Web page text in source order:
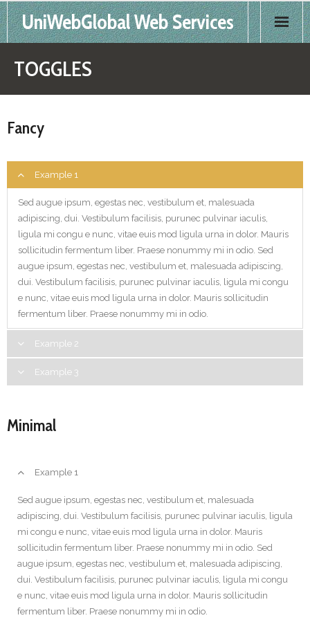
UniWebGlobal Web Services
Home
Products
Services
FAQS
Contact
TOGGLES
Fancy
Example 1
Sed augue ipsum, egestas nec, vestibulum et, malesuada
adipiscing, dui. Vestibulum facilisis, purunec pulvinar iaculis,
ligula mi congu e nunc, vitae euis mod ligula urna in dolor. Mauris
sollicitudin fermentum liber. Praese nonummy mi in odio. Sed
augue ipsum, egestas nec, vestibulum et, malesuada adipiscing,
dui. Vestibulum facilisis, purunec pulvinar iaculis, ligula mi congu
e nunc, vitae euis mod ligula urna in dolor. Mauris sollicitudin
fermentum liber. Praese nonummy mi in odio.
Example 2
Sed augue ipsum, egestas nec, vestibulum et, malesuada
adipiscing, dui. Vestibulum facilisis, purunec pulvinar iaculis,
sollicitudin fermentum liber. Praese nonummy mi in odio. Sed
e nunc, vitae euis mod ligula urna in dolor. Mauris sollicitudin
Example 3
ligula mi congu e nunc, vitae euis mod ligula urna in dolor. Mauris
dui. Vestibulum facilisis, purunec pulvinar iaculis, ligula mi congu
e nunc, vitae euis mod ligula urna in dolor. Mauris sollicitudin
fermentum liber. Praese nonummy mi in odio.
Minimal
Example 1
Sed augue ipsum, egestas nec, vestibulum et, malesuada
adipiscing, dui. Vestibulum facilisis, purunec pulvinar iaculis, ligula
mi congu e nunc, vitae euis mod ligula urna in dolor. Mauris
sollicitudin fermentum liber. Praese nonummy mi in odio. Sed
augue ipsum, egestas nec, vestibulum et, malesuada adipiscing,
dui. Vestibulum facilisis, purunec pulvinar iaculis, ligula mi congu
e nunc, vitae euis mod ligula urna in dolor. Mauris sollicitudin
fermentum liber. Praese nonummy mi in odio.